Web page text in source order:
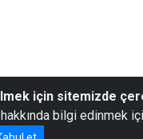
için sitemizde
bilgi edinmek